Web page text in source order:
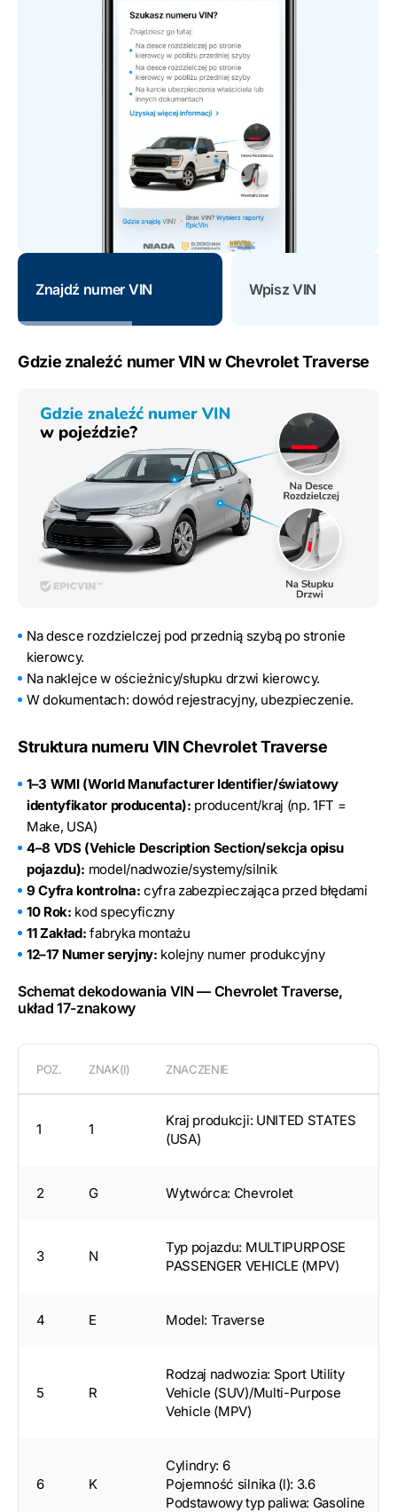
Znajdź numer VIN Wpisz VIN
Gdzie znaleźć numer VIN w Chevrolet Traverse
Na desce rozdzielczej pod przednią szybą po stronie
kierowcy.
Na naklejce w ościeżnicy/słupku drzwi kierowcy.
W dokumentach: dowód rejestracyjny, ubezpieczenie.
Struktura numeru VIN Chevrolet Traverse
1–3 WMI (World Manufacturer Identifier/światowy
identyfikator producenta): producent/kraj (np. 1FT =
Make, USA)
4–8 VDS (Vehicle Description Section/sekcja opisu
pojazdu): model/nadwozie/systemy/silnik
9 Cyfra kontrolna: cyfra zabezpieczająca przed błędami
10 Rok: kod specyficzny
11 Zakład: fabryka montażu
12–17 Numer seryjny: kolejny numer produkcyjny
Schemat dekodowania VIN — Chevrolet Traverse,
układ 17-znakowy
POZ. ZNAK(I) ZNACZENIE
1 1
Kraj produkcji: UNITED STATES
(USA)
2 G Wytwórca: Chevrolet
3 N
Typ pojazdu: MULTIPURPOSE
PASSENGER VEHICLE (MPV)
4 E Model: Traverse
5 R
Rodzaj nadwozia: Sport Utility
Vehicle (SUV)/Multi-Purpose
Vehicle (MPV)
6 K
Cylindry: 6
Pojemność silnika (l): 3.6
Podstawowy typ paliwa: Gasoline